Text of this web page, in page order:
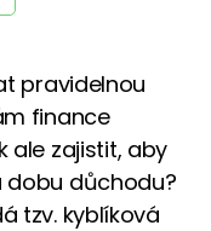
pravidelnou
finance
ale zajistit, aby
dobu důchodu?
tzv. kyblíková